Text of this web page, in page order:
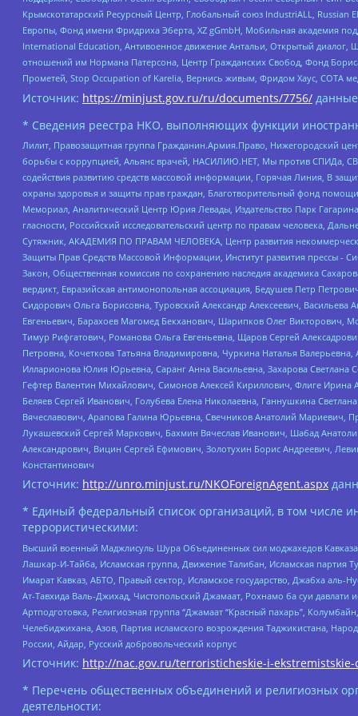
Крымскотатарский Ресурсный Центр, Глобальный союз IndustriALL,
Европы, Фонд имени Фридриха Эберта, XZ gGmbH, Мобильная академия
International Education, Антивоенное движение Антальи, Открытый
отношений им Нормана Патерсона, Центр Гражданских Свобод, Фонд
Прометей, Stop Occupation of Karelia, Вернись живым, Фридом Хаус, СОТА
Источник: https://minjust.gov.ru/ru/documents/7756/
* Сведения реестра НКО, выполняющих функции
Лилит, Правозащитная группа Гражданин.Армия.Право, Нижегородский
борьбы с коррупцией, Альянс врачей, НАСИЛИЮ.НЕТ, Мы против СПИДа,
содействия развитию средств массовой информации, Горячая Линия, В
охраны здоровья и защиты прав граждан, Благотворительный фонд
Мемориал, Аналитический Центр Юрия Левады, Издательство Парк
гласности, Российский исследовательский центр по правам человека,
Сутяжник, АКАДЕМИЯ ПО ПРАВАМ ЧЕЛОВЕКА, Центр развития
Защиты Прав Средств Массовой Информации, Институт развития прессы -
Закон, Общественная комиссия по сохранению наследия академика
вердикт, Евразийская антимонопольная ассоциация, Бедушев Петр
Сидорович Ольга Борисовна, Туровский Александр Алексеевич,
Евгеньевич, Барахоев Магомед Бекханович, Шарипков Олег Викторович,
Тимур Рифгатович, Романова Ольга Евгеньевна, Щаров Сергей
Петровна, Кочеткова Татьяна Владимировна, Чуркина Наталья
Илларионова Юлия Юрьевна, Саранг Анна Васильевна, Захарова
Гефтер Валентин Михайлович, Симонов Алексей Кириллович, Флиге
Беляев Сергей Иванович, Голубева Елена Николаевна, Ганнушкина
Вячеславович, Арапова Галина Юрьевна, Свечников Анатолий Мариевич,
Лукашевский Сергей Маркович, Бахмин Вячеслав Иванович, Шабад
Александрович, Вицин Сергей Ефимович, Золотухин Борис Андреевич,
Константинович
Источник: http://unro.minjust.ru/NKOForeignAgent.aspx
* Единый федеральный список организаций, в том числе
террористическими:
Высший военный Маджлисуль Шура Объединенных сил моджахедов
Лашкар-И-Тайба, Исламская группа, Движение Талибан, Исламская
Имарат Кавказ, АБТО, Правый сектор, Исламское государство, Джабха
Ат-Тавхида Валь-Джихад, Чистопольский Джамаат, Рохнамо ба суи
Артподготовка, Религиозная группа “Джамаат “Красный пахарь”,
Челебиджихана, Азов, Партия исламского возрождения Таджикистана,
России, Айдар, Русский добровольческий корпус
Источник: http://nac.gov.ru/terroristicheskie-i-
* Перечень общественных объединений и религиозных
деятельности: